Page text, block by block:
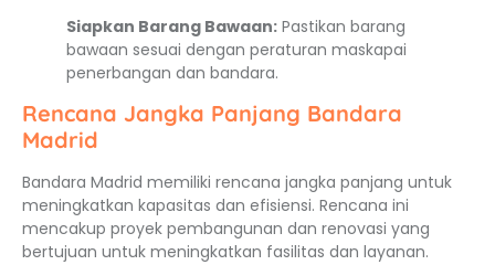
Siapkan Barang Bawaan: Pastikan barang
bawaan sesuai dengan peraturan maskapai
penerbangan dan bandara.
Rencana Jangka Panjang Bandara
Madrid
Bandara Madrid memiliki rencana jangka panjang untuk
meningkatkan kapasitas dan efisiensi. Rencana ini
mencakup proyek pembangunan dan renovasi yang
bertujuan untuk meningkatkan fasilitas dan layanan.